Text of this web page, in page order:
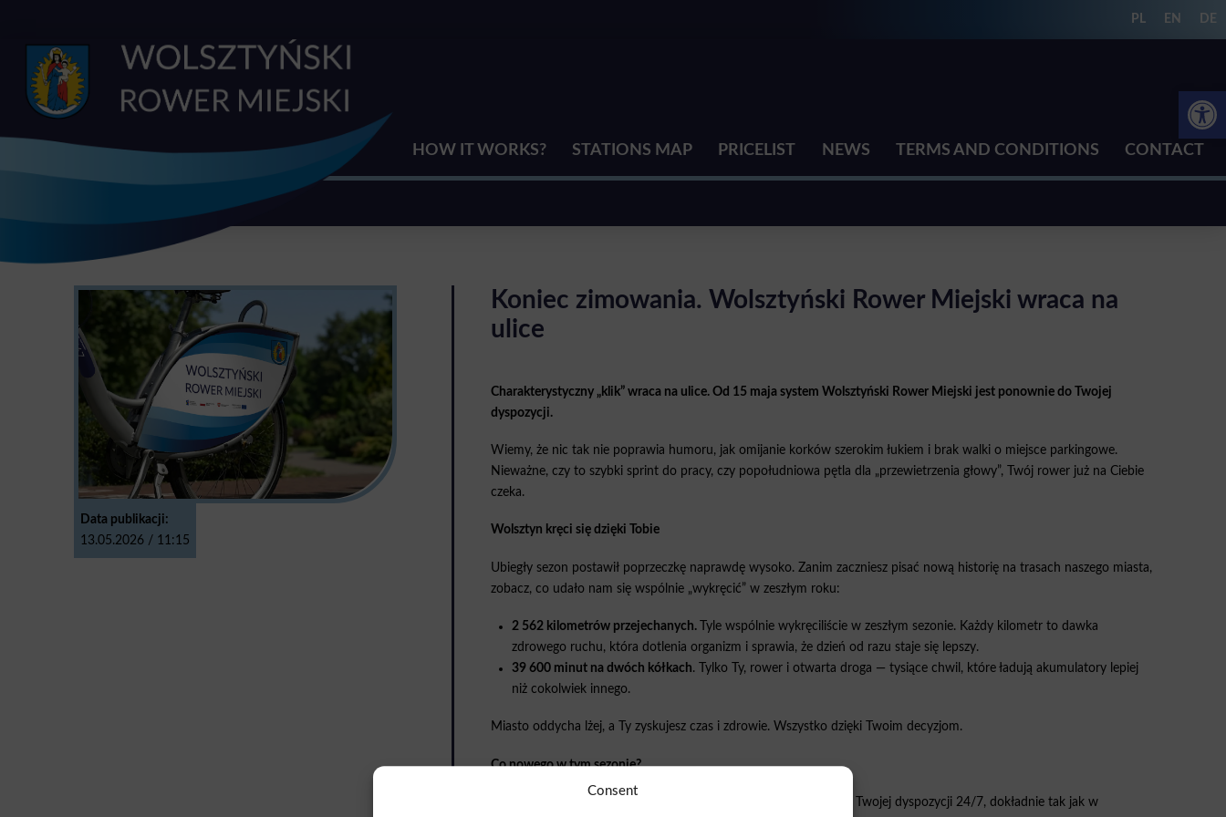
Consent
PL EN DE
HOW IT WORKS? STATIONS MAP PRICELIST NEWS TERMS AND CONDITIONS CONTACT
Data publikacji:
13.05.2026 / 11:15
Koniec zimowania. Wolsztyński Rower Miejski wraca na
ulice
Charakterystyczny „klik” wraca na ulice. Od 15 maja system Wolsztyński Rower Miejski jest ponownie do Twojej
dyspozycji.
Wiemy, że nic tak nie poprawia humoru, jak omijanie korków szerokim łukiem i brak walki o miejsce parkingowe.
Nieważne, czy to szybki sprint do pracy, czy popołudniowa pętla dla „przewietrzenia głowy”, Twój rower już na Ciebie
czeka.
Wolsztyn kręci się dzięki Tobie
Ubiegły sezon postawił poprzeczkę naprawdę wysoko. Zanim zaczniesz pisać nową historię na trasach naszego miasta,
zobacz, co udało nam się wspólnie „wykręcić” w zeszłym roku:
2 562 kilometrów przejechanych.
Tyle wspólnie wykręciliście w zeszłym sezonie. Każdy kilometr to dawka
zdrowego ruchu, która dotlenia organizm i sprawia, że dzień od razu staje się lepszy.
39 600 minut na dwóch kółkach. Tylko Ty, rower i otwarta droga — tysiące chwil, które ładują akumulatory lepiej
niż cokolwiek innego.
Miasto oddycha lżej, a Ty zyskujesz czas i zdrowie. Wszystko dzięki Twoim decyzjom.
Co nowego w tym sezonie?
Zasady korzystania z systemu pozostają bez zmian: rowery są do Twojej dyspozycji 24/7, dokładnie tak jak w